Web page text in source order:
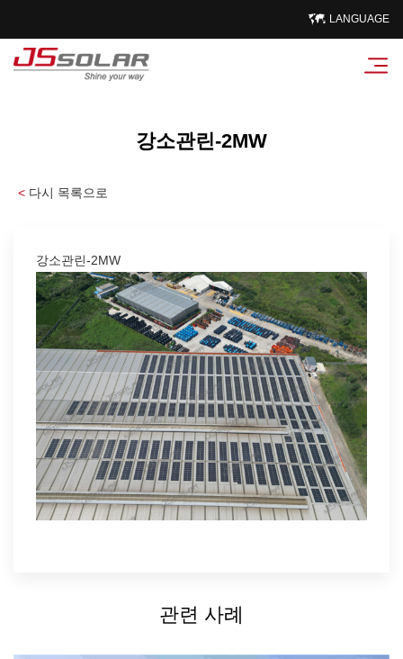
LANGUAGE
강소관린-2MW
< 다시 목록으로
강소관린-2MW
관련 사례